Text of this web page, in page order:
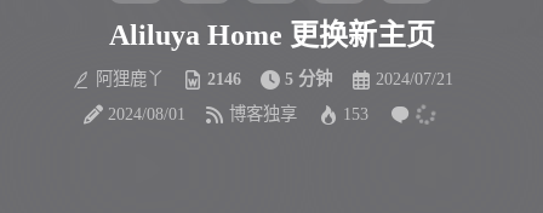
Aliluya Home 更换新主页
阿狸鹿丫 2146 5 分钟
2024/07/21
2024/08/01
博客独享 153